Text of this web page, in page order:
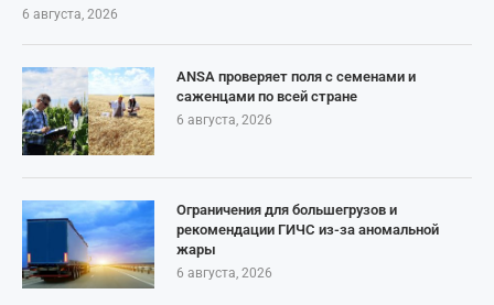
6 августа, 2026
ANSA проверяет поля с семенами и
саженцами по всей стране
6 августа, 2026
Ограничения для большегрузов и
рекомендации ГИЧС из-за аномальной
жары
6 августа, 2026